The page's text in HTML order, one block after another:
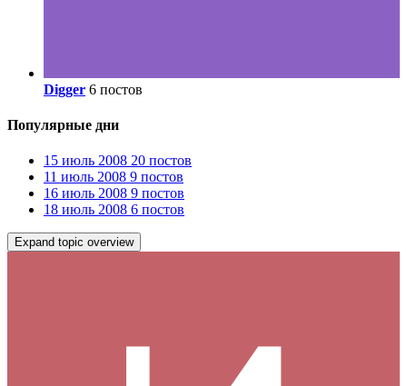
Digger 6 постов
Популярные дни
15 июль 2008 20 постов
11 июль 2008 9 постов
16 июль 2008 9 постов
18 июль 2008 6 постов
Expand topic overview